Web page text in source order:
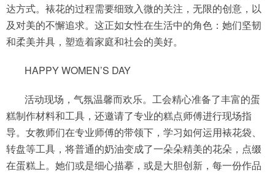
达方式。裱花的过程需要细致入微的关注，无限的创意，以
及对美的不懈追求。这正如女性在生活中的角色：她们坚韧
和柔美并具，塑造着家庭和社会的美好。
HAPPY WOMEN’S DAY
活动现场，气氛温馨而欢乐。工会精心准备了丰富的蛋
糕制作材料和工具，还邀请了专业的糕点师傅进行现场指
导。女教师们在专业师傅的带领下，学习如何运用裱花袋、
转盘等工具，将普通的奶油变成了一朵朵精美的花朵，点缀
在蛋糕上。她们或是细心描摹，或是大胆创新，每一份作品